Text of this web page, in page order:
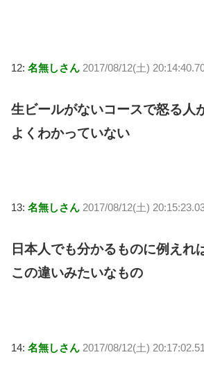
12: 名無しさん 2017/08/12(土)
生ビールがないコースで怒る人
よくわかっていない
13: 名無しさん 2017/08/12(土)
日本人でも分かるものに例えれ
この違いみたいなもの
14: 名無しさん 2017/08/12(土)